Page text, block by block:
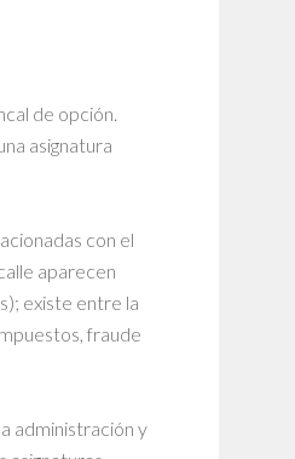
de opción.
asignatura
con el
aparecen
existe entre la
fraude
administración y